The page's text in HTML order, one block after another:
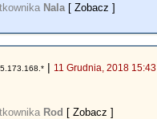
Nala [ Zobacz ]
5.173.168.* | 11 Grudnia, 2018 15:43
Rod [ Zobacz ]